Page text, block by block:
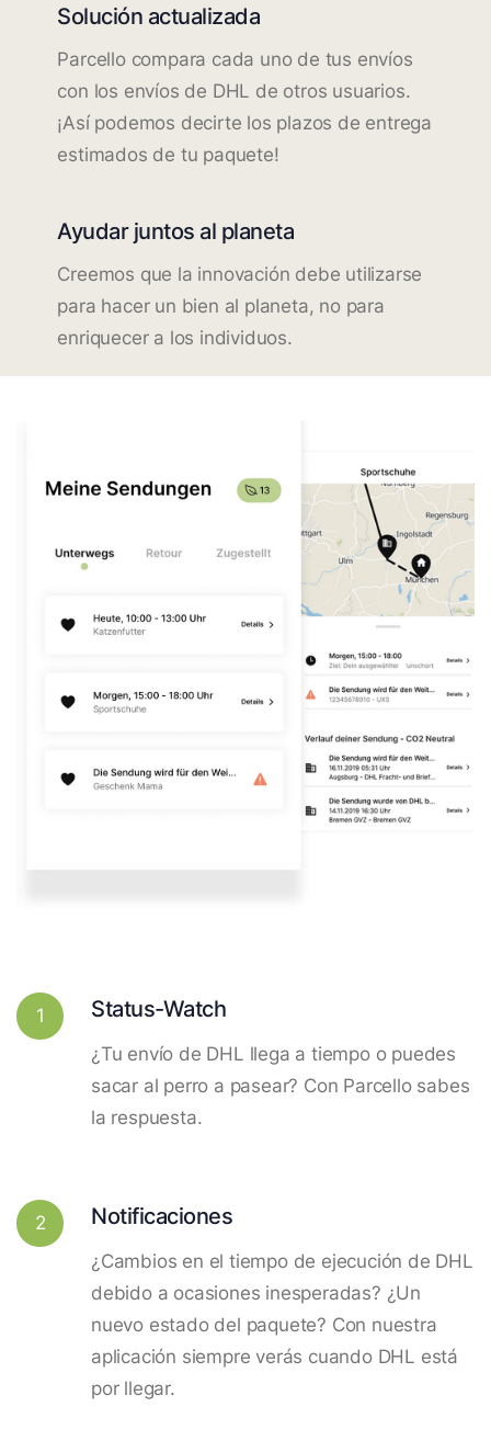
Solución actualizada
Parcello compara cada uno de tus envíos
con los envíos de DHL de otros usuarios.
¡Así podemos decirte los plazos de entrega
estimados de tu paquete!
Ayudar juntos al planeta
Creemos que la innovación debe utilizarse
para hacer un bien al planeta, no para
enriquecer a los individuos.
1 Status-Watch
¿Tu envío de DHL llega a tiempo o puedes
sacar al perro a pasear? Con Parcello sabes
la respuesta.
2 Notificaciones
¿Cambios en el tiempo de ejecución de DHL
debido a ocasiones inesperadas? ¿Un
nuevo estado del paquete? Con nuestra
aplicación siempre verás cuando DHL está
por llegar.